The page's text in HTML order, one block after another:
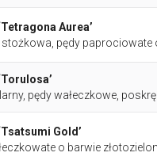
Aurea’
pędy paprociowate
pędy wałeczkowe,
Gold’
o barwie